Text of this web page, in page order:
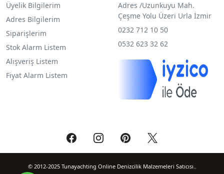
Üyelik Bilgilerim
Adres Bilgilerim
Siparişlerim
Stok Alarm Listem
Alışveriş Listem
Fiyat Alarm Listem
Adres /Uzunkuyu Mah.
Çeşme Yolu Üzeri Urla İzmir
0232 712 10 50
0532 623 32 62
© 2012-2025 Tunayachting Online Denizcilik Malzemeleri Satıcısı..